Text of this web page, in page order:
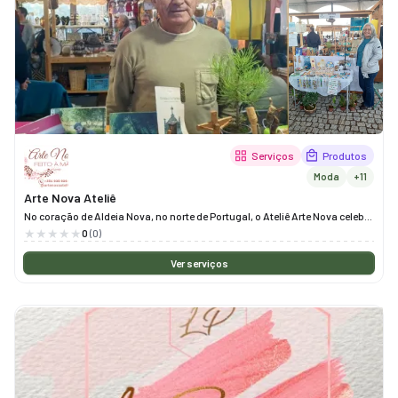
Serviços Produtos
Moda +11
Arte Nova Ateliê
No coração de Aldeia Nova, no norte de Portugal, o Ateliê Arte Nova celebra
a terra através do artesanato. Aqui, cada peça nasce do desejo de
preservar histórias, plantas e costumes que fazem desta região um lugar
0 (0)
Ver serviços